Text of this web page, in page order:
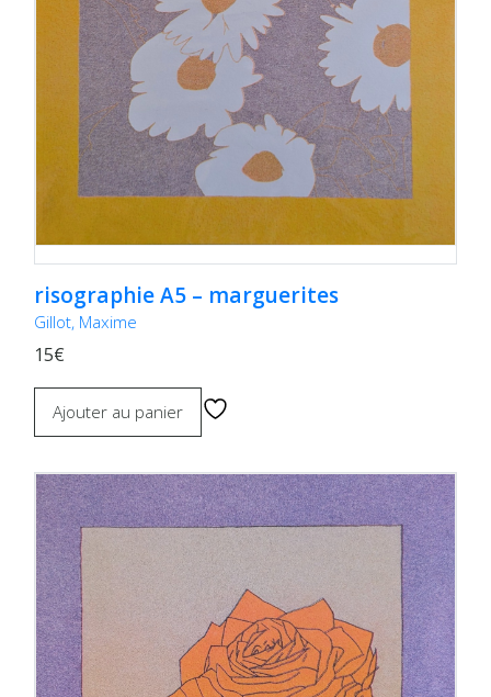
risographie A5 – marguerites
Gillot, Maxime
15€
Ajouter au panier